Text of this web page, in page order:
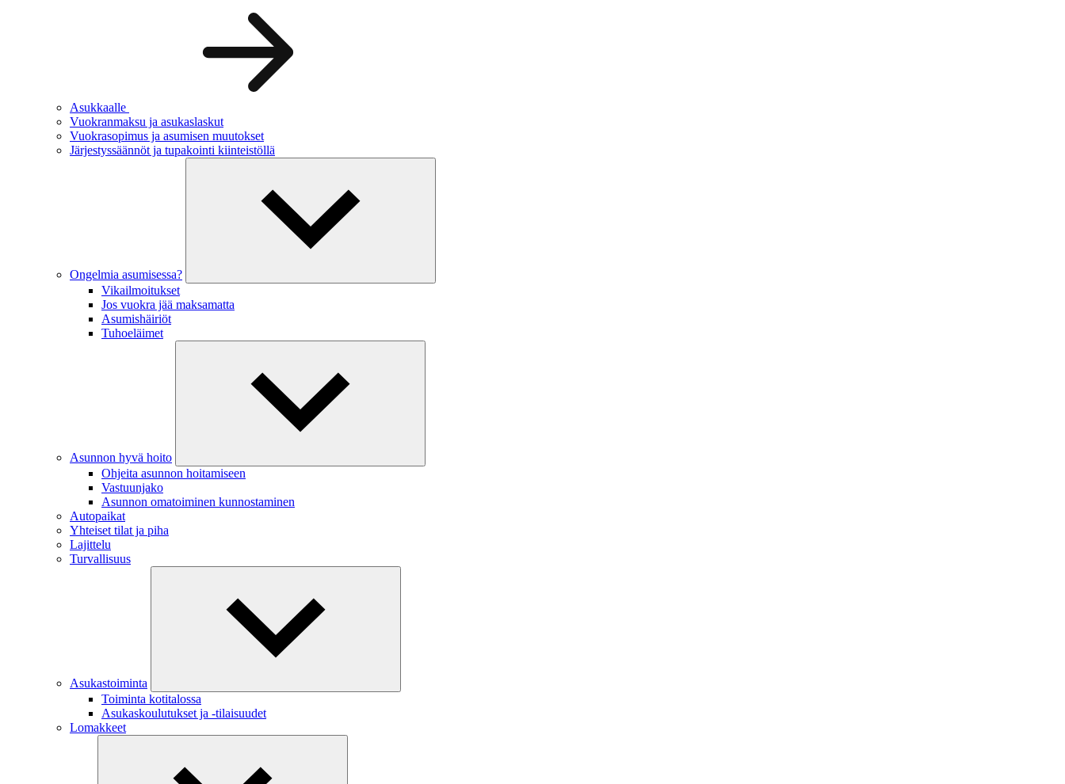
Asukkaalle
Vuokranmaksu ja asukaslaskut
Vuokrasopimus ja asumisen muutokset
Järjestyssäännöt ja tupakointi kiinteistöllä
Ongelmia asumisessa?
Vikailmoitukset
Jos vuokra jää maksamatta
Asumishäiriöt
Tuhoeläimet
Asunnon hyvä hoito
Ohjeita asunnon hoitamiseen
Vastuunjako
Asunnon omatoiminen kunnostaminen
Autopaikat
Yhteiset tilat ja piha
Lajittelu
Turvallisuus
Asukastoiminta
Toiminta kotitalossa
Asukaskoulutukset ja -tilaisuudet
Lomakkeet